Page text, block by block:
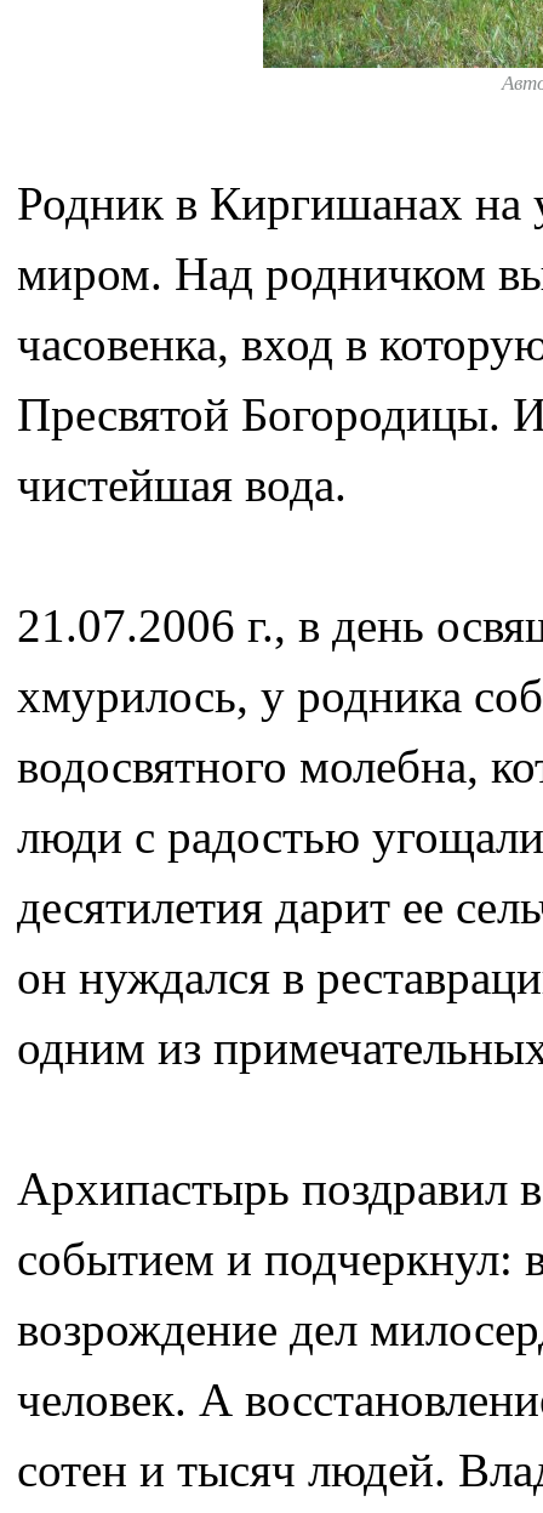
Родник в Киргишанах на
миром. Над родничком
часовенка, вход в
Пресвятой Богородицы.
чистейшая вода.
21.07.2006 г., в день
хмурилось, у родника
водосвятного молебна,
люди с радостью
десятилетия дарит ее
он нуждался в
одним из
Архипастырь поздравил
событием и подчеркнул:
возрождение дел
человек. А
сотен и тысяч людей.